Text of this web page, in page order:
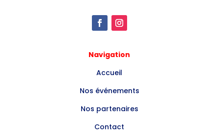
Navigation
Accueil
Nos événements
Nos partenaires
Contact